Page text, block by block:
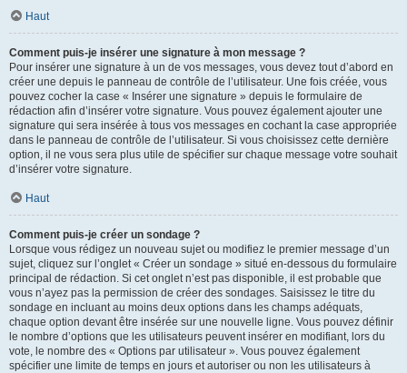
Haut
Comment puis-je insérer une signature à mon message ?
Pour insérer une signature à un de vos messages, vous devez tout d’abord en
créer une depuis le panneau de contrôle de l’utilisateur. Une fois créée, vous
pouvez cocher la case « Insérer une signature » depuis le formulaire de
rédaction afin d’insérer votre signature. Vous pouvez également ajouter une
signature qui sera insérée à tous vos messages en cochant la case appropriée
dans le panneau de contrôle de l’utilisateur. Si vous choisissez cette dernière
option, il ne vous sera plus utile de spécifier sur chaque message votre souhait
d’insérer votre signature.
Haut
Comment puis-je créer un sondage ?
Lorsque vous rédigez un nouveau sujet ou modifiez le premier message d’un
sujet, cliquez sur l’onglet « Créer un sondage » situé en-dessous du formulaire
principal de rédaction. Si cet onglet n’est pas disponible, il est probable que
vous n’ayez pas la permission de créer des sondages. Saisissez le titre du
sondage en incluant au moins deux options dans les champs adéquats,
chaque option devant être insérée sur une nouvelle ligne. Vous pouvez définir
le nombre d’options que les utilisateurs peuvent insérer en modifiant, lors du
vote, le nombre des « Options par utilisateur ». Vous pouvez également
spécifier une limite de temps en jours et autoriser ou non les utilisateurs à